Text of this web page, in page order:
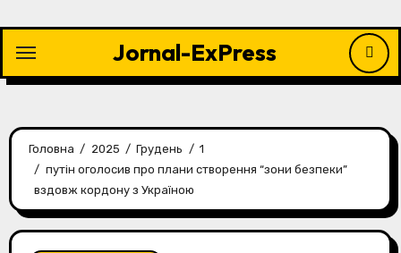
контенту
Jornal-ExPress
Головна 2025 Грудень
1
путін оголосив про плани створення “зони безпеки”
вздовж кордону з Україною